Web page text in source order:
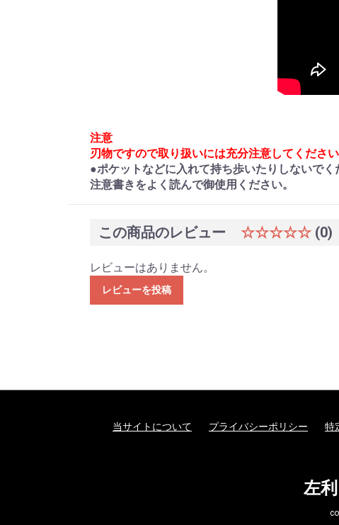
注意
刃物ですので取り扱いには充分注意してください
●ポケットなどに入れて持ち歩いたりしないで
注意書きをよく読んで御使用ください。
この商品のレビュー ☆☆☆☆☆ (0)
レビューはありません。
レビューを投稿
当サイトについて プライバシーポリシー 特
左